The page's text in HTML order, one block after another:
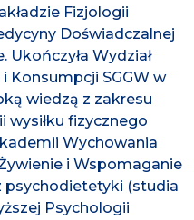
Fizjologii
Doświadczalnej
Ukończyła Wydział
Konsumpcji SGGW w
wiedzą z zakresu
wysiłku fizycznego
Wychowania
i Wspomaganie
psychodietetyki (studia
Psychologii